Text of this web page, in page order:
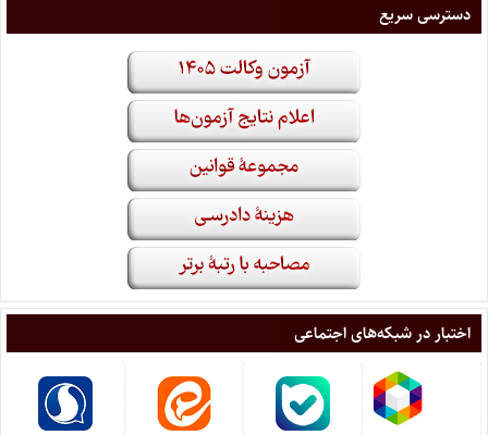
دسترسی سریع
اختبار در شبکه‌های اجتماعی